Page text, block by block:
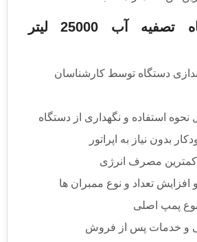
مزایای دستگاه تصفیه آب 25000 لیتر
دستگاه توسط کارشناسان
استفاده و نگهداری از دستگاه
بدون نیاز به اپراتور
کمترین مصرف انرژی
و افزایش تعداد و نوع ممبران ها
نوع پمپ اصلی
و خدمات پس از فروش